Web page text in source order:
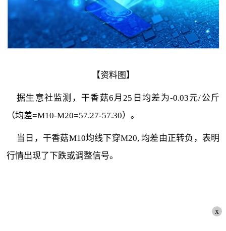
【资料图】
据生意社监测，干香菇6月25日均差为-0.03元/公斤
（均差=M10-M20=57.27-57.30）。
当日，干香菇M10均线下穿M20, 均差由正转负，表明
行情出现了下跌或调整信号。
x